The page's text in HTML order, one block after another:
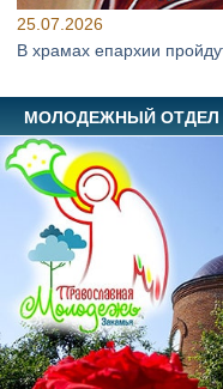
25.07.2026
В храмах епархии
МОЛОДЕЖНЫЙ ОТДЕЛ